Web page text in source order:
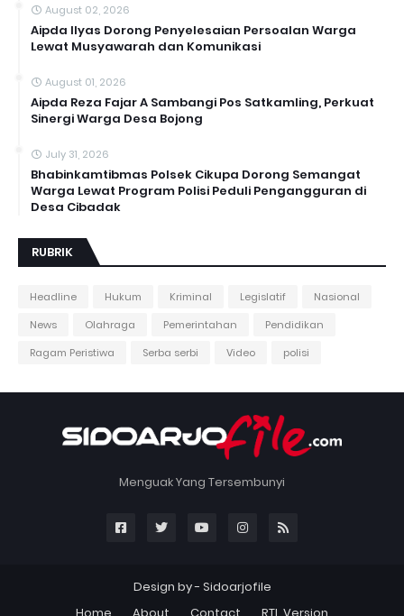
August 02, 2026
Aipda Ilyas Dorong Penyelesaian Persoalan Warga
Lewat Musyawarah dan Komunikasi
August 01, 2026
Aipda Reza Fajar A Sambangi Pos Satkamling, Perkuat
Sinergi Warga Desa Bojong
July 31, 2026
Bhabinkamtibmas Polsek Cikupa Dorong Semangat
Warga Lewat Program Polisi Peduli Pengangguran di
Desa Cibadak
RUBRIK
Headline Hukum Kriminal Legislatif
Nasional
News
Olahraga Pemerintahan
Pendidikan
Ragam Peristiwa
Serba serbi Video polisi
Menguak Yang Tersembunyi
Design by - Sidoarjofile